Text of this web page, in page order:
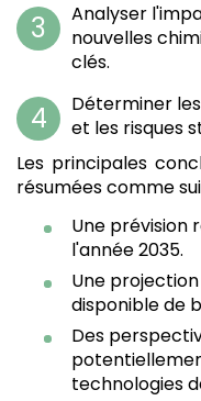
Analyser
nouvelles
clés.
Déterminer
et les risques
Les principales
résumées comme
Une prévision
l'année 2035.
Une
disponible de
Des
technologies